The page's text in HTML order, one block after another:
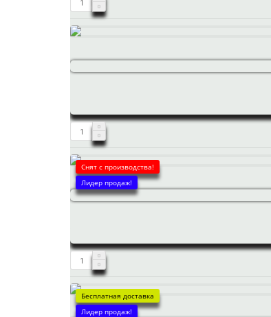
Снят с производства!
Лидер продаж!
Бесплатная доставка
Лидер продаж!